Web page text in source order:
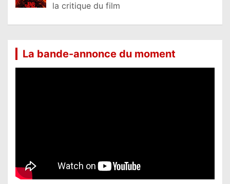
la critique du film
La bande-annonce du moment